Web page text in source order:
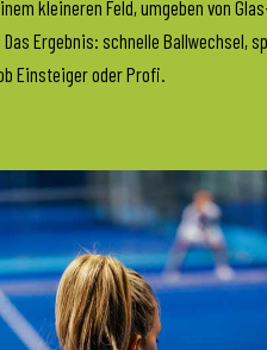
kleineren Feld, umgeben von
Ergebnis: schnelle Ballwechsel,
Einsteiger oder Profi.